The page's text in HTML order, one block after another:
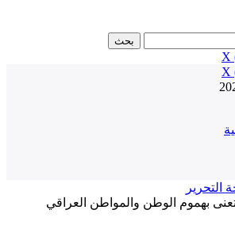
بهموم الوطن والمواطن العراقي